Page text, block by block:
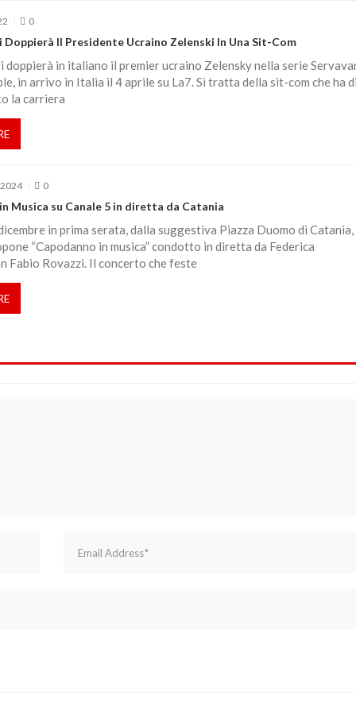
0
Doppierà Il Presidente Ucraino Zelenski In Una Sit-Com
doppierà in italiano il premier ucraino Zelensky nella serie
in arrivo in Italia il 4 aprile su La7. Si tratta della sit-com che ha
la carriera
0
Musica su Canale 5 in diretta da Catania
in prima serata, dalla suggestiva Piazza Duomo di Catania,
“Capodanno in musica” condotto in diretta da Federica
Fabio Rovazzi. Il concerto che feste